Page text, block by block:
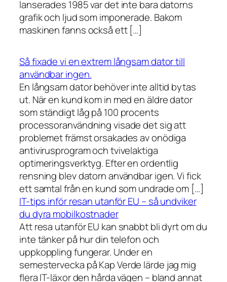
lanserades 1985 var det inte bara datorns
grafik och ljud som imponerade. Bakom
maskinen fanns också ett […]
Så fixade vi en extrem långsam dator till
användbar ingen.
En långsam dator behöver inte alltid bytas
ut. När en kund kom in med en äldre dator
som ständigt låg på 100 procents
processoranvändning visade det sig att
problemet främst orsakades av onödiga
antivirusprogram och tvivelaktiga
optimeringsverktyg. Efter en ordentlig
rensning blev datorn användbar igen. Vi fick
ett samtal från en kund som undrade om […]
IT-tips inför resan utanför EU – så undviker
du dyra mobilkostnader
Att resa utanför EU kan snabbt bli dyrt om du
inte tänker på hur din telefon och
uppkoppling fungerar. Under en
semestervecka på Kap Verde lärde jag mig
flera IT-läxor den hårda vägen – bland annat